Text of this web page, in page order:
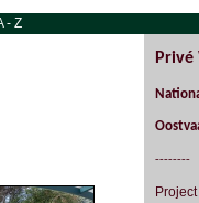
- Z
--------